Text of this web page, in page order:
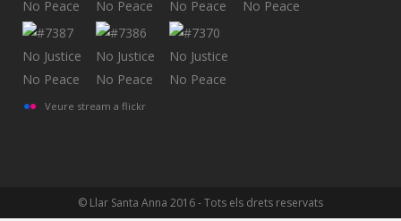
Veure stream a flickr
© Llar Santa Anna 2016 - Tots els drets reservats